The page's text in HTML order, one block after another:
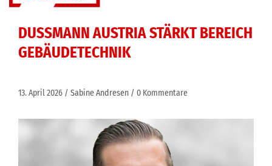
DUSSMANN AUSTRIA STÄRKT BEREICH
GEBÄUDETECHNIK
13. April 2026 Sabine Andresen 0 Kommentare